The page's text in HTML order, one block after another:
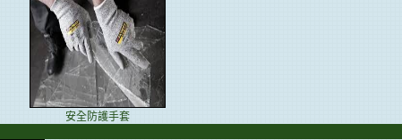
安全防護手套